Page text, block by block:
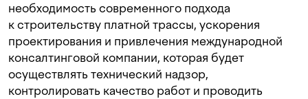
необходимость современного подхода
к строительству платной трассы, ускорения
проектирования и привлечения международной
консалтинговой компании, которая будет
осуществлять технический надзор,
контролировать качество работ и проводить